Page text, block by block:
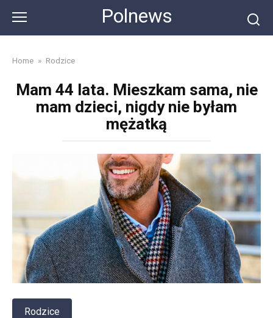
content
Polnews
Home » Rodzice
Mam 44 lata. Mieszkam sama, nie
mam dzieci, nigdy nie byłam
mężatką
Rodzice